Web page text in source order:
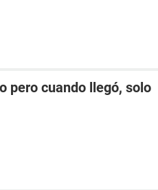
pero cuando llegó, solo